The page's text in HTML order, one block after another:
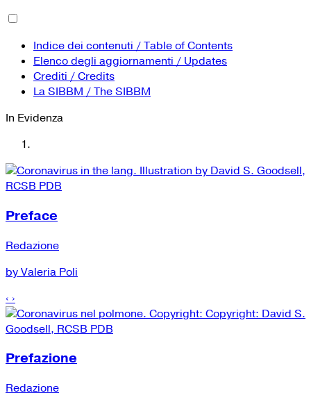
Indice dei contenuti / Table of Contents
Elenco degli aggiornamenti / Updates
Crediti / Credits
La SIBBM / The SIBBM
In Evidenza
Preface
Redazione
by Valeria Poli
‹ ›
Prefazione
Redazione